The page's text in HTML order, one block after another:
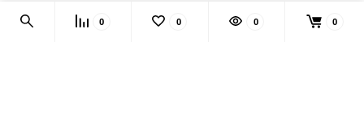
В КОРЗИНУ
0 0 0 0